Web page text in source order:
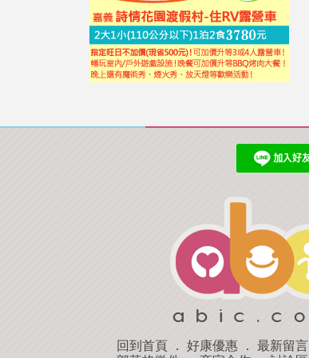
回到首頁 ． 好康優惠 ． 最新留言